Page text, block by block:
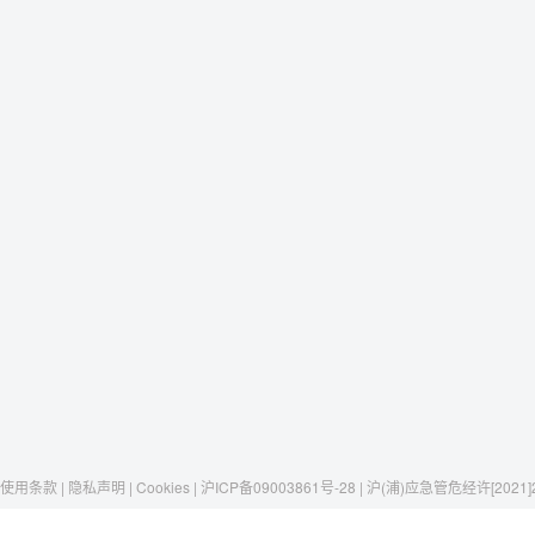
使用条款 | 隐私声明 | Cookies | 沪ICP备09003861号-28 | 沪(浦)应急管危经许